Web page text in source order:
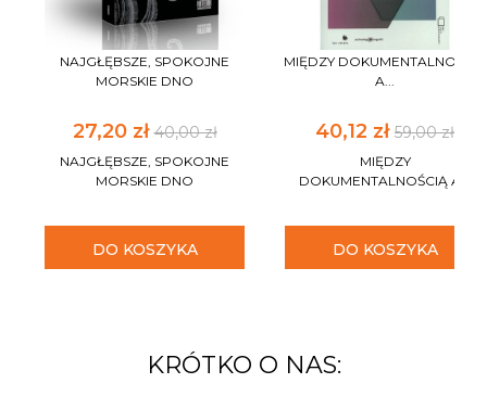
NAJGŁĘBSZE, SPOKOJNE
MORSKIE DNO
27,20 zł40,00 zł
NAJGŁĘBSZE, SPOKOJNE
MORSKIE DNO
DO KOSZYKA
MIĘDZY DOKUMENTALNOŚCIĄ
A...
40,12 zł 59,00 zł
MIĘDZY
DOKUMENTALNOŚCIĄ A...
DO KOSZYKA
KRÓTKO O NAS: